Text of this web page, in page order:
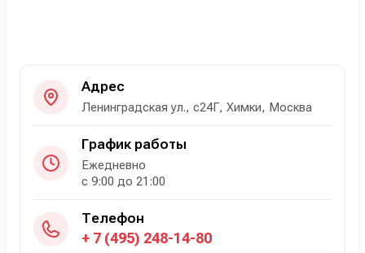
Адрес
Ленинградская ул., с24Г, Химки, Москва
График работы
Ежедневно
с 9:00 до 21:00
Телефон
+ 7 (495) 248-14-80